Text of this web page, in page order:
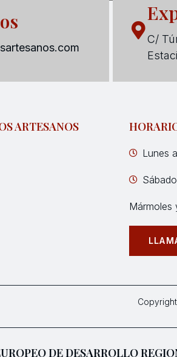
C/
ARTESANOS
Lunes
Mármoles
DE DESARROLLO